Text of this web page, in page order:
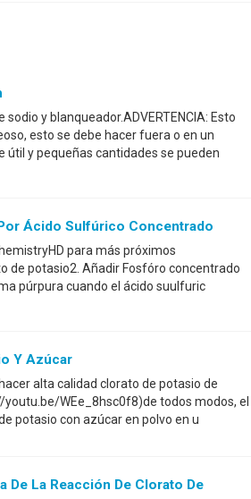
y blanqueador.ADVERTENCIA: Esto
esto se debe hacer fuera o en un
y pequeñas cantidades se pueden
Ácido Sulfúrico Concentrado
para más próximos
de potasio2. Añadir Fosfóro concentrado
púrpura cuando el ácido suulfuric
Y Azúcar
alta calidad clorato de potasio de
WEe_8hsc0f8)de todos modos, el
potasio con azúcar en polvo en u
De La Reacción De Clorato De